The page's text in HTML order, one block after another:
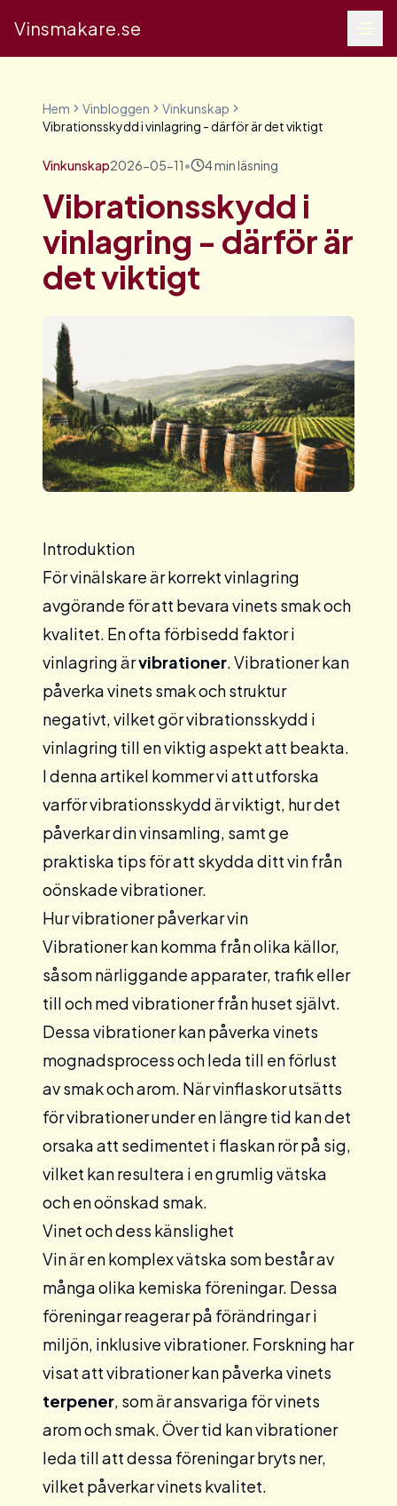
Vinsmakare.se
Hem Vinbloggen
Vinkunskap
Vibrationsskydd i vinlagring - därför är det viktigt
Vinkunskap2026-05-11• 4min läsning
Vibrationsskydd i
vinlagring - därför är
det viktigt
Introduktion
För vinälskare är korrekt vinlagring
avgörande för att bevara vinets smak och
kvalitet. En ofta förbisedd faktor i
vinlagring ärvibrationer. Vibrationer kan
påverka vinets smak och struktur
negativt, vilket gör vibrationsskydd i
vinlagring till en viktig aspekt att beakta.
I denna artikel kommer vi att utforska
varför vibrationsskydd är viktigt, hur det
påverkar din vinsamling, samt ge
praktiska tips för att skydda ditt vin från
oönskade vibrationer.
Hur vibrationer påverkar vin
Vibrationer kan komma från olika källor,
såsom närliggande apparater, trafik eller
till och med vibrationer från huset självt.
Dessa vibrationer kan påverka vinets
mognadsprocess och leda till en förlust
av smak och arom. När vinflaskor utsätts
för vibrationer under en längre tid kan det
orsaka att sedimentet i flaskan rör på sig,
vilket kan resultera i en grumlig vätska
och en oönskad smak.
Vinet och dess känslighet
Vin är en komplex vätska som består av
många olika kemiska föreningar. Dessa
föreningar reagerar på förändringar i
miljön, inklusive vibrationer. Forskning har
visat att vibrationer kan påverka vinets
terpener, som är ansvariga för vinets
arom och smak. Över tid kan vibrationer
leda till att dessa föreningar bryts ner,
vilket påverkar vinets kvalitet.